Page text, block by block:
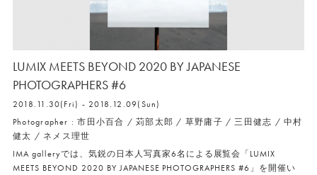
LUMIX MEETS BEYOND 2020 BY JAPANESE
PHOTOGRAPHERS #6
2018.11.30(Fri) - 2018.12.09(Sun)
Photographer : 市田小百合 / 苅部太郎 / 草野庸子 / 三田健志 / 中村
健太 / ネメス理世
IMA galleryでは、気鋭の日本人写真家6名による展覧会「LUMIX
MEETS BEYOND 2020 BY JAPANESE PHOTOGRAPHERS #6」を開催い